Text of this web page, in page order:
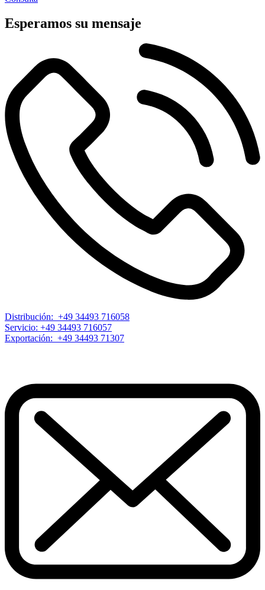
Esperamos su mensaje
Distribución: +49 34493 716058
Servicio: +49 34493 716057
Exportación: +49 34493 71307